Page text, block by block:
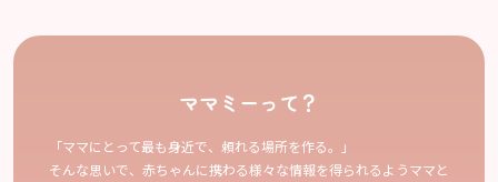
ママミーって？
「ママにとって最も身近で、頼れる場所を作る。」
そんな思いで、赤ちゃんに携わる様々な情報を得られるようママと